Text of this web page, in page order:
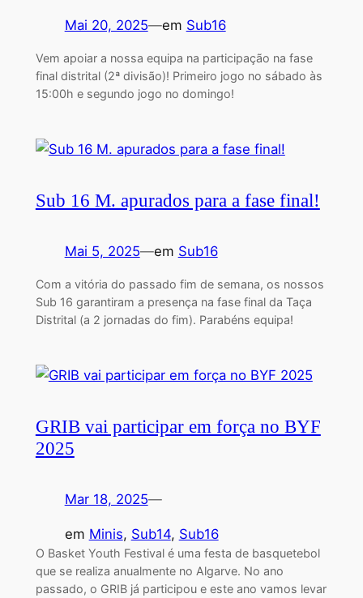
Mai 20, 2025—em Sub16
Vem apoiar a nossa equipa na participação na fase
final distrital (2ª divisão)! Primeiro jogo no sábado às
15:00h e segundo jogo no domingo!
Sub 16 M. apurados para a fase final!
Mai 5, 2025—em Sub16
Com a vitória do passado fim de semana, os nossos
Sub 16 garantiram a presença na fase final da Taça
Distrital (a 2 jornadas do fim). Parabéns equipa!
GRIB vai participar em força no BYF
2025
Mar 18, 2025—
em Minis, Sub14, Sub16
O Basket Youth Festival é uma festa de basquetebol
que se realiza anualmente no Algarve. No ano
passado, o GRIB já participou e este ano vamos levar